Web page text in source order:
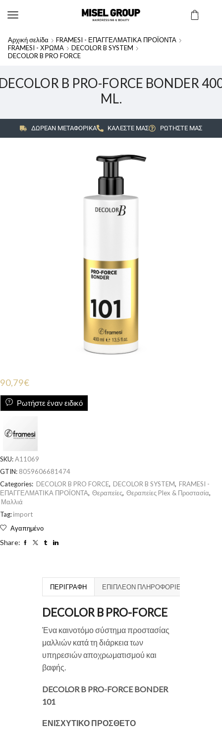
Αρχική σελίδα
FRAMESI - ΕΠΑΓΓΕΛΜΑΤΙΚΑ ΠΡΟΪΟΝΤΑ
FRAMESI - ΧΡΩΜΑ
DECOLOR B SYSTEM
DECOLOR B PRO FORCE
B PRO-FORCE BONDER
ML.
ΔΩΡΕΑΝ ΜΕΤΑΦΟΡΙΚΑ ΚΑΛΕΣΤΕ ΜΑΣ ΡΩΤΗΣΤΕ ΜΑΣ
90,79€
Ρωτήστε έναν ειδικό
SKU:A11069
GTIN: 8059606681474
Categories: DECOLOR B PRO FORCE, DECOLOR B SYSTEM, FRAMESI -
ΕΠΑΓΓΕΛΜΑΤΙΚΑ ΠΡΟΪΟΝΤΑ, Θεραπείες, Θεραπείες Plex & Προστασία,
Μαλλιά
Tag:import
Αγαπημένο
Share:
ΠΕΡΙΓΡΑΦΉ ΕΠΙΠΛΈΟΝ ΠΛΗΡΟΦΟΡΊΕΣ
DECOLOR B PRO-FORCE
Ένα καινοτόμο σύστημα προστασίας
μαλλιών κατά τη διάρκεια των
υπηρεσιών αποχρωματισμού και
βαφής.
DECOLOR B PRO-FORCE BONDER
101
ΕΝΙΣΧΥΤΙΚΟ ΠΡΟΣΘΕΤΟ